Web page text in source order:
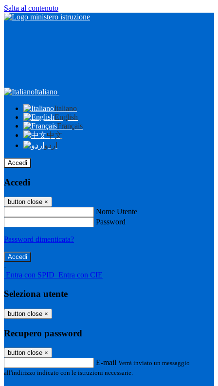
Salta al contenuto
Italiano
Italiano
English
Français
中文
اردو
Accedi
Accedi
button close ×
Nome Utente
Password
Password dimenticata?
-
Entra con SPID Entra con CIE
Seleziona utente
button close ×
Recupero password
button close ×
E-mail Verrà inviato un messaggio
all'indirizzo indicato con le istruzioni necessarie.